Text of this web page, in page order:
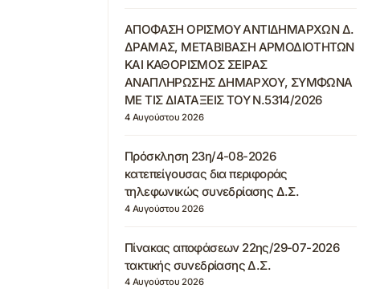
ΑΠΟΦΑΣΗ ΟΡΙΣΜΟΥ ΑΝΤΙΔΗΜΑΡΧΩΝ Δ.
ΔΡΑΜΑΣ, ΜΕΤΑΒΙΒΑΣΗ ΑΡΜΟΔΙΟΤΗΤΩΝ
ΚΑΙ ΚΑΘΟΡΙΣΜΟΣ ΣΕΙΡΑΣ
ΑΝΑΠΛΗΡΩΣΗΣ ΔΗΜΑΡΧΟΥ, ΣΥΜΦΩΝΑ
ΜΕ ΤΙΣ ΔΙΑΤΑΞΕΙΣ ΤΟΥ Ν.5314/2026
4 Αυγούστου 2026
Πρόσκληση 23η/4-08-2026
κατεπείγουσας δια περιφοράς
τηλεφωνικώς συνεδρίασης Δ.Σ.
4 Αυγούστου 2026
Πίνακας αποφάσεων 22ης/29-07-2026
τακτικής συνεδρίασης Δ.Σ.
4 Αυγούστου 2026